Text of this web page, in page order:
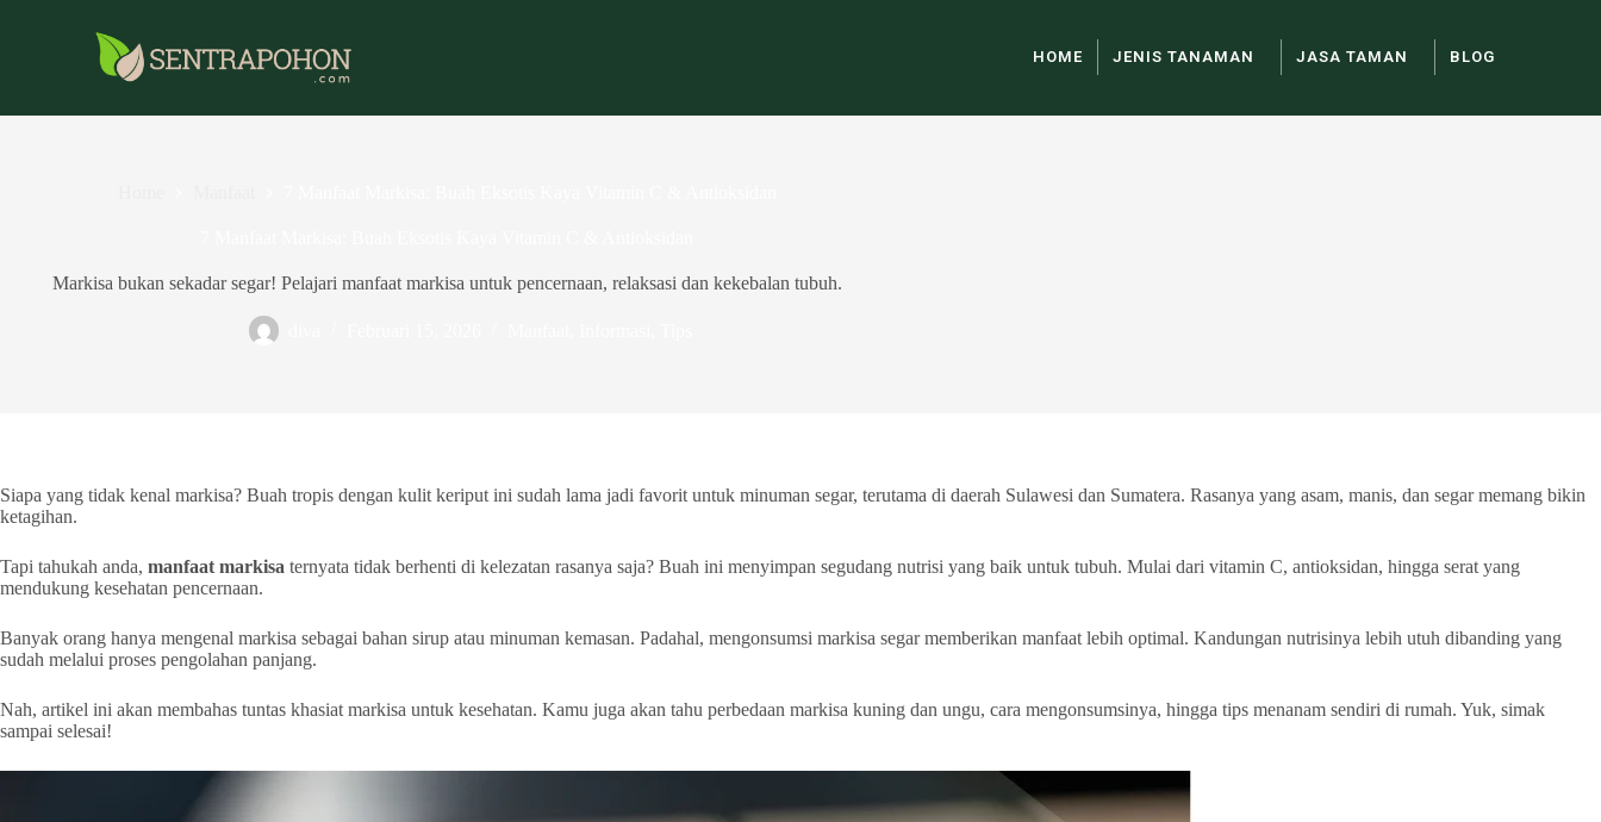
HOME JENIS TANAMAN JASA TAMAN BLOG
Markisa bukan sekadar segar! Pelajari manfaat markisa untuk pencernaan, relaksasi dan kekebalan tubuh.
Siapa yang tidak kenal markisa? Buah tropis dengan kulit keriput ini sudah lama jadi favorit untuk minuman segar, terutama di daerah Sulawesi dan Sumatera. Rasanya yang asam, manis, dan segar memang bikin
ketagihan.
Tapi tahukah anda, manfaat markisa ternyata tidak berhenti di kelezatan rasanya saja? Buah ini menyimpan segudang nutrisi yang baik untuk tubuh. Mulai dari vitamin C, antioksidan, hingga serat yang
mendukung kesehatan pencernaan.
Banyak orang hanya mengenal markisa sebagai bahan sirup atau minuman kemasan. Padahal, mengonsumsi markisa segar memberikan manfaat lebih optimal. Kandungan nutrisinya lebih utuh dibanding yang
sudah melalui proses pengolahan panjang.
Nah, artikel ini akan membahas tuntas khasiat markisa untuk kesehatan. Kamu juga akan tahu perbedaan markisa kuning dan ungu, cara mengonsumsinya, hingga tips menanam sendiri di rumah. Yuk, simak
sampai selesai!